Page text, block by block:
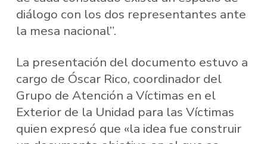
diálogo con los dos representantes ante
la mesa nacional”.
La presentación del documento estuvo a
cargo de Óscar Rico, coordinador del
Grupo de Atención a Víctimas en el
Exterior de la Unidad para las Víctimas
quien expresó que «la idea fue construir